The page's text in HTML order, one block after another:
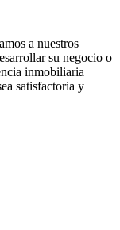
a nuestros
su negocio o
inmobiliaria
satisfactoria y